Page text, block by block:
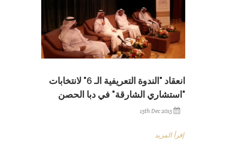
انعقاد "الندوة التعريفية الـ 6" لانتخابات
"استشاري الشارقة" في دبا الحصن
15th Dec 2015
إقرأ المزيد